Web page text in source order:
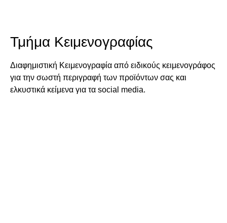
Τμήμα Κειμενογραφίας
Διαφημιστική Κειμενογραφία από ειδικούς κειμενογράφος
για την σωστή περιγραφή των προϊόντων σας και
ελκυστικά κείμενα για τα social media.